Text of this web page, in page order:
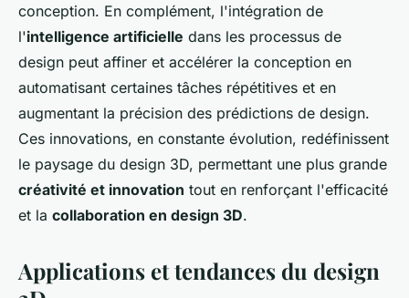
conception. En complément, l'intégration de
l'intelligence artificielle dans les processus de
design peut affiner et accélérer la conception en
automatisant certaines tâches répétitives et en
augmentant la précision des prédictions de design.
Ces innovations, en constante évolution, redéfinissent
le paysage du design 3D, permettant une plus grande
créativité et innovation tout en renforçant l'efficacité
et la collaboration en design 3D.
Applications et tendances du design